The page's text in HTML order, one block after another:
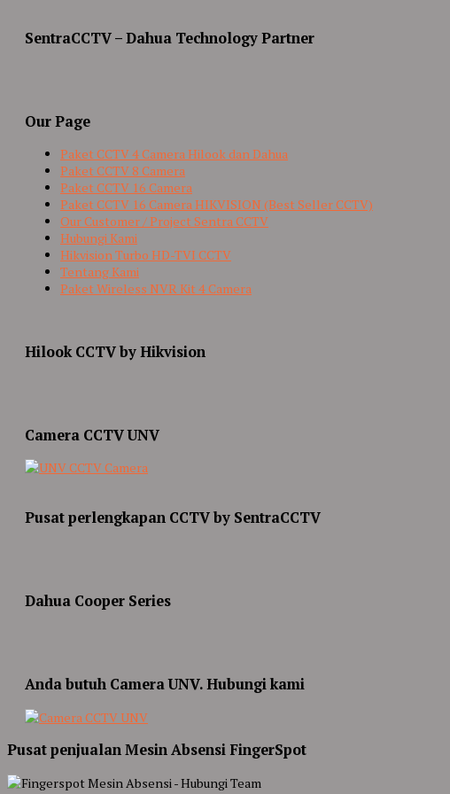
SentraCCTV – Dahua Technology Partner
Our Page
Paket CCTV 4 Camera Hilook dan Dahua
Paket CCTV 8 Camera
Paket CCTV 16 Camera
Paket CCTV 16 Camera HIKVISION (Best Seller CCTV)
Our Customer / Project Sentra CCTV
Hubungi Kami
Hikvision Turbo HD-TVI CCTV
Tentang Kami
Paket Wireless NVR Kit 4 Camera
Hilook CCTV by Hikvision
Camera CCTV UNV
Pusat perlengkapan CCTV by SentraCCTV
Dahua Cooper Series
Anda butuh Camera UNV. Hubungi kami
Pusat penjualan Mesin Absensi FingerSpot